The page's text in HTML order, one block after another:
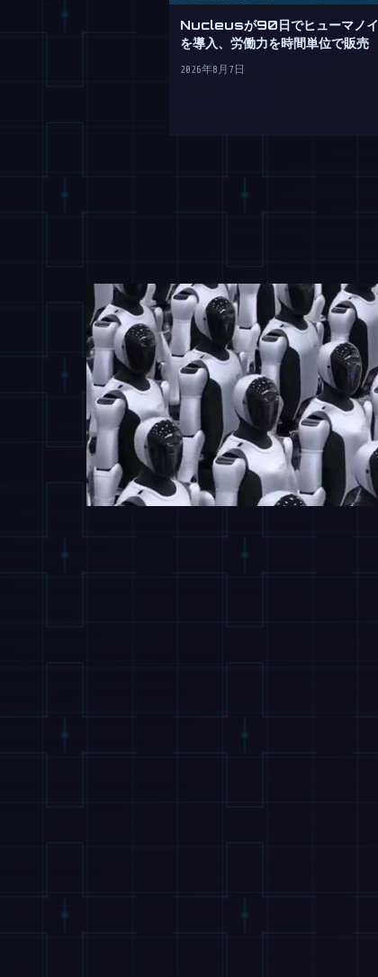
Nucleusが90日でヒューマノ
を導入、労働力を時間単位で販売
2026年8月7日